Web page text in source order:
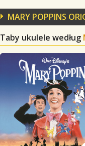
MARY POPPINS
Taby ukulele według